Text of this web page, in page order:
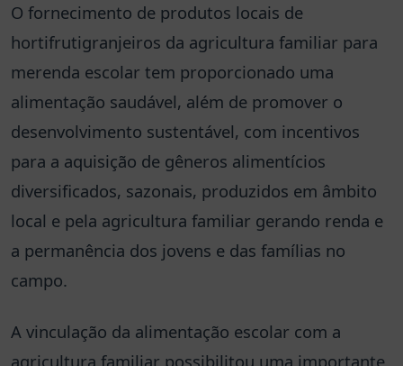
O fornecimento de produtos locais de
hortifrutigranjeiros da agricultura familiar para
merenda escolar tem proporcionado uma
alimentação saudável, além de promover o
desenvolvimento sustentável, com incentivos
para a aquisição de gêneros alimentícios
diversificados, sazonais, produzidos em âmbito
local e pela agricultura familiar gerando renda e
a permanência dos jovens e das famílias no
campo.
A vinculação da alimentação escolar com a
agricultura familiar possibilitou uma importante